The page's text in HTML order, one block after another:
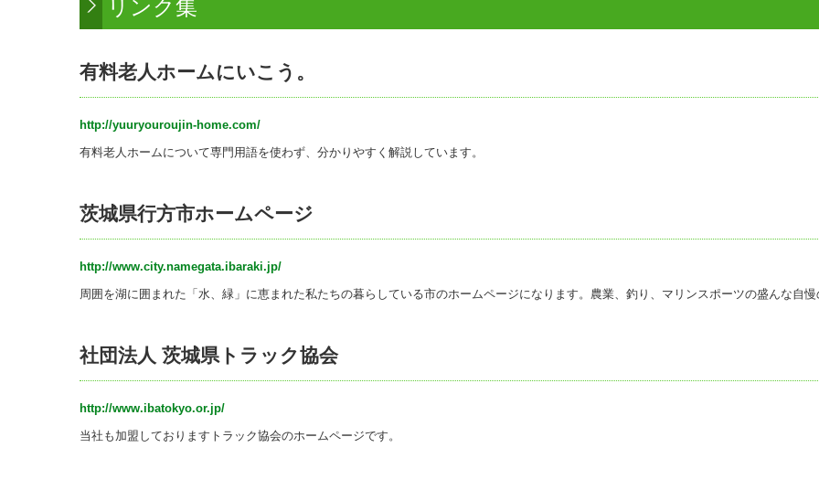
リンク集
有料老人ホームにいこう。
http://yuuryouroujin-home.com/
有料老人ホームについて専門用語を使わず、分かりやすく解説しています。
茨城県行方市ホームページ
http://www.city.namegata.ibaraki.jp/
周囲を湖に囲まれた「水、緑」に恵まれた私たちの暮らしている市のホームページになります。農業、釣り、マリンスポーツの盛んな自慢
社団法人 茨城県トラック協会
http://www.ibatokyo.or.jp/
当社も加盟しておりますトラック協会のホームページです。